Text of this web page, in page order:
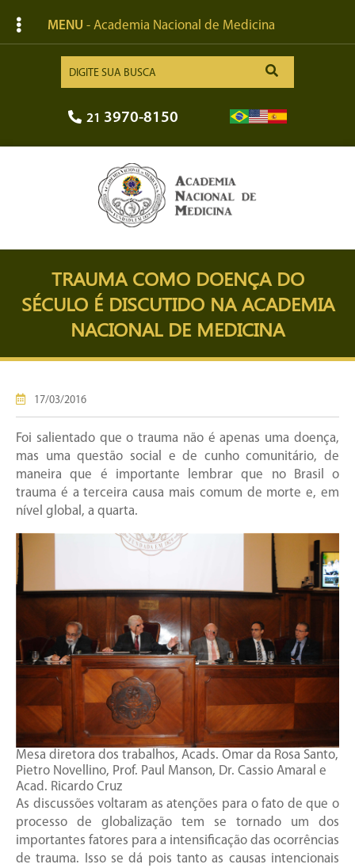
MENU - Academia Nacional de Medicina
21 3970-8150
TRAUMA COMO DOENÇA DO
SÉCULO É DISCUTIDO NA ACADEMIA
NACIONAL DE MEDICINA
17/03/2016
Foi salientado que o trauma não é apenas uma doença,
mas uma questão social e de cunho comunitário, de
maneira que é importante lembrar que no Brasil o
trauma é a terceira causa mais comum de morte e, em
nível global, a quarta.
Mesa diretora dos trabalhos, Acads. Omar da Rosa Santo,
Pietro Novellino, Prof. Paul Manson, Dr. Cassio Amaral e
Acad. Ricardo Cruz
As discussões voltaram as atenções para o fato de que o
processo de globalização tem se tornado um dos
importantes fatores para a intensificação das ocorrências
de trauma. Isso se dá pois tanto as causas intencionais